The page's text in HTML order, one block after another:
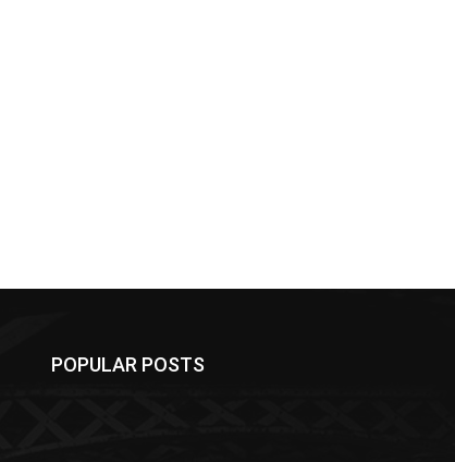
POPULAR POSTS